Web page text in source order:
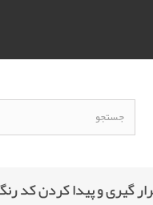
گیری و پیدا کردن کد